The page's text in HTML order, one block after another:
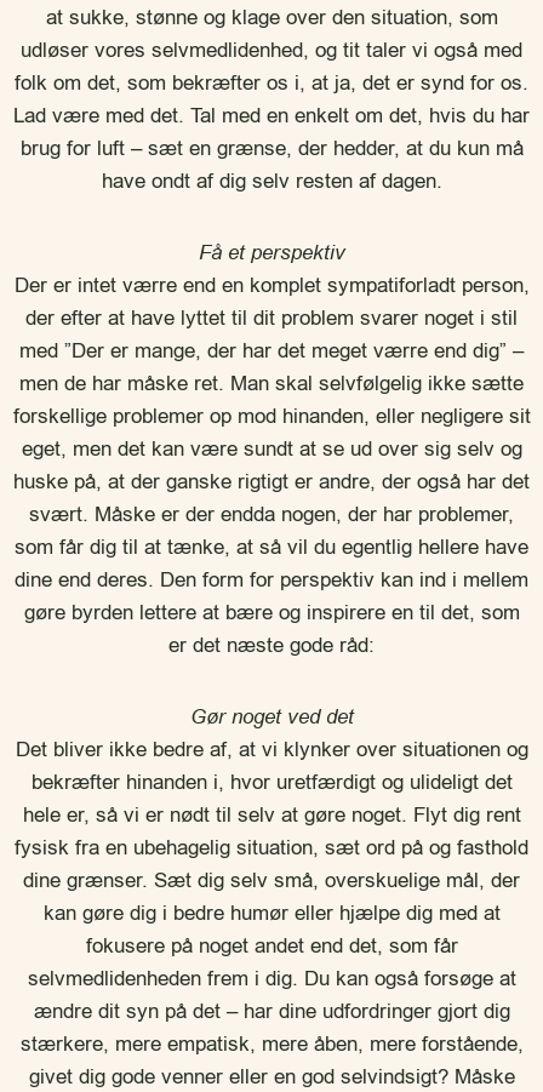
at sukke, stønne og klage over den situation, som
udløser vores selvmedlidenhed, og tit taler vi også med
folk om det, som bekræfter os i, at ja, det er synd for os.
Lad være med det. Tal med en enkelt om det, hvis du har
brug for luft – sæt en grænse, der hedder, at du kun må
have ondt af dig selv resten af dagen.
Få et perspektiv
Der er intet værre end en komplet sympatiforladt person,
der efter at have lyttet til dit problem svarer noget i stil
med ”Der er mange, der har det meget værre end dig” –
men de har måske ret. Man skal selvfølgelig ikke sætte
forskellige problemer op mod hinanden, eller negligere sit
eget, men det kan være sundt at se ud over sig selv og
huske på, at der ganske rigtigt er andre, der også har det
svært. Måske er der endda nogen, der har problemer,
som får dig til at tænke, at så vil du egentlig hellere have
dine end deres. Den form for perspektiv kan ind i mellem
gøre byrden lettere at bære og inspirere en til det, som
er det næste gode råd:
Gør noget ved det
Det bliver ikke bedre af, at vi klynker over situationen og
bekræfter hinanden i, hvor uretfærdigt og ulideligt det
hele er, så vi er nødt til selv at gøre noget. Flyt dig rent
fysisk fra en ubehagelig situation, sæt ord på og fasthold
dine grænser. Sæt dig selv små, overskuelige mål, der
kan gøre dig i bedre humør eller hjælpe dig med at
fokusere på noget andet end det, som får
selvmedlidenheden frem i dig. Du kan også forsøge at
ændre dit syn på det – har dine udfordringer gjort dig
stærkere, mere empatisk, mere åben, mere forstående,
givet dig gode venner eller en god selvindsigt? Måske